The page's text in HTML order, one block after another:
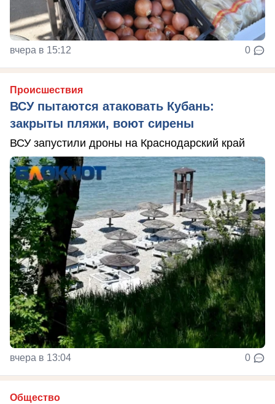
вчера в 15:12 0
Происшествия
ВСУ пытаются атаковать Кубань:
закрыты пляжи, воют сирены
ВСУ запустили дроны на Краснодарский край
вчера в 13:04 0
Общество